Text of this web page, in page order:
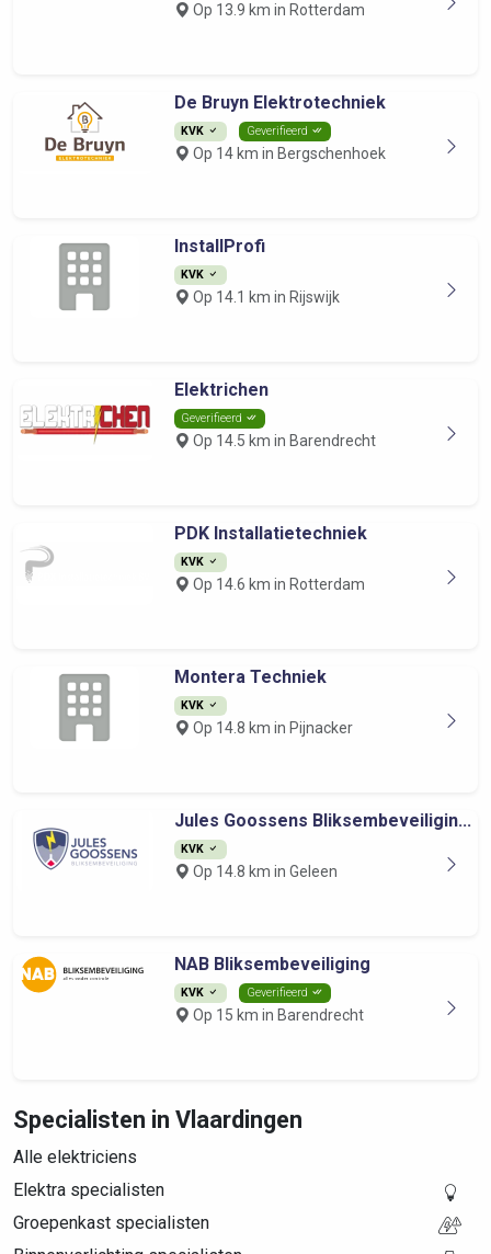
Op 13.9 km in Rotterdam
De Bruyn Elektrotechniek
KVK Geverifieerd
Op 14 km in Bergschenhoek
InstallProfi
KVK
Op 14.1 km in Rijswijk
Elektrichen
Geverifieerd
Op 14.5 km in Barendrecht
PDK Installatietechniek
KVK
Op 14.6 km in Rotterdam
Montera Techniek
KVK
Op 14.8 km in Pijnacker
Jules Goossens Bliksembeveiligin...
KVK
Op 14.8 km in Geleen
NAB Bliksembeveiliging
KVK Geverifieerd
Op 15 km in Barendrecht
Specialisten in Vlaardingen
Alle elektriciens
Elektra specialisten
Groepenkast specialisten